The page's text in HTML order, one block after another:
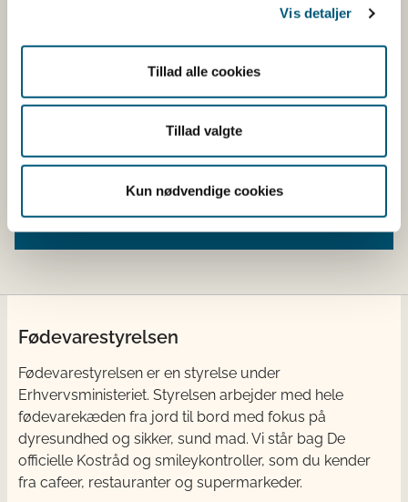
Vis detaljer
Tillad alle cookies
Tillad valgte
Kun nødvendige cookies
minkvirksomheder
Læs om andre udbetalingstyper
Find erklæringer og blanketter
Læs om erstatnings- og
taksationskommissionerne
Fødevarestyrelsen
Fødevarestyrelsen er en styrelse under
Erhvervsministeriet. Styrelsen arbejder med hele
fødevarekæden fra jord til bord med fokus på
dyresundhed og sikker, sund mad. Vi står bag De
officielle Kostråd og smileykontroller, som du kender
fra cafeer, restauranter og supermarkeder.